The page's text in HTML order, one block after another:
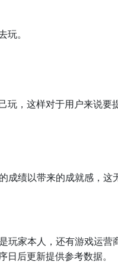
玩。
玩，这样对于用户来说要
成绩以带来的成就感，
玩家本人，还有游戏运
日后更新提供参考数据。